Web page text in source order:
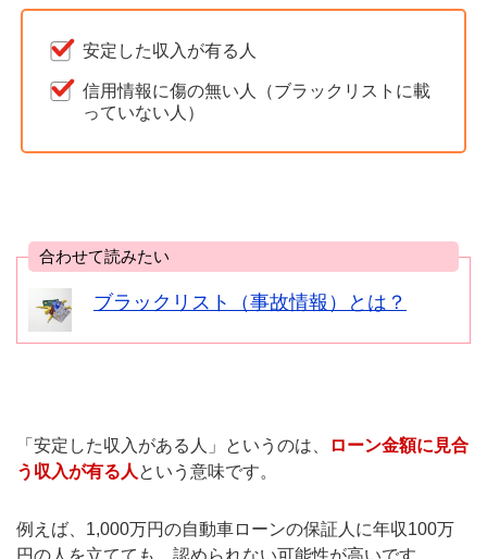
安定した収入が有る人
信用情報に傷の無い人（ブラックリストに載
っていない人）
合わせて読みたい
ブラックリスト（事故情報）とは？
「安定した収入がある人」というのは、
ローン金額に見合
う収入が有る人 という意味です。
例えば、1,000万円の自動車ローンの保証人に年収100万
円の人を立てても、認められない可能性が高いです。